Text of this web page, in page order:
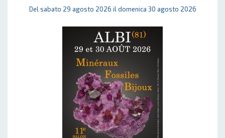
Del sabato 29 agosto 2026 il domenica 30 agosto 2026